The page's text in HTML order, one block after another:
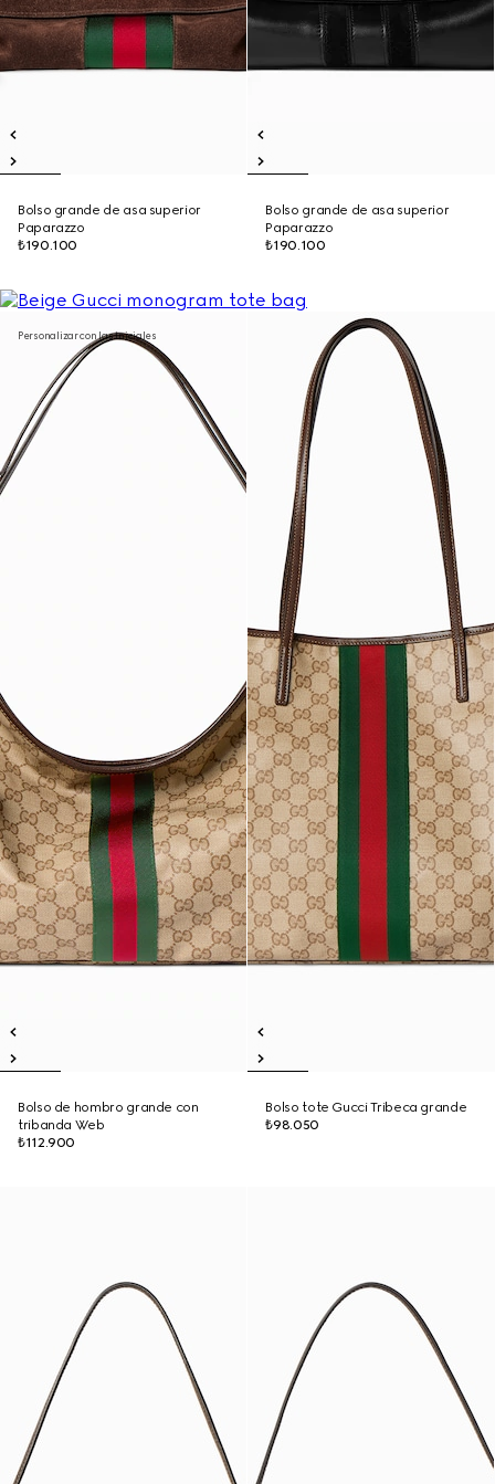
Bolso grande de asa superior
Paparazzo
₺190.100
Bolso grande de asa superior
Paparazzo
₺190.100
Personalizar con las iniciales
Bolso de hombro grande con
tribanda Web
₺112.900
Bolso tote Gucci Tribeca grande
₺98.050